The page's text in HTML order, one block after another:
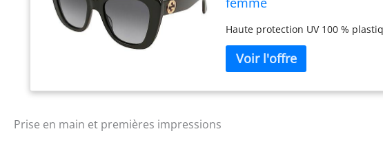
Haute protection UV 100 %
Prise en main et premières impressions